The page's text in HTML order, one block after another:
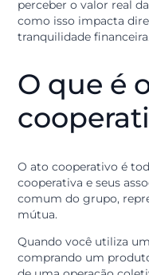
Pode parecer
mas esse conceito é
Por isso, entender o
perceber o valor
como isso impacta
O que